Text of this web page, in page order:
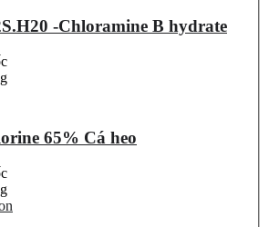
-Chloramine B hydrate
65% Cá heo